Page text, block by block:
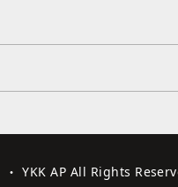
YKK AP All Rights